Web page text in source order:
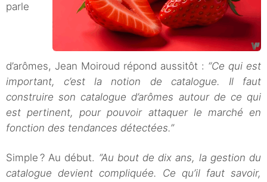
parle
d’arômes, Jean Moiroud répond aussitôt : “Ce qui est
important, c’est la notion de catalogue. Il faut
construire son catalogue d’arômes autour de ce qui
est pertinent, pour pouvoir attaquer le marché en
fonction des tendances détectées.”
Simple ? Au début. “Au bout de dix ans, la gestion du
catalogue devient compliquée. Ce qu’il faut savoir,